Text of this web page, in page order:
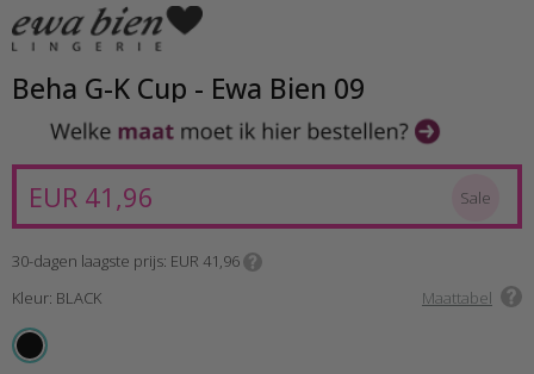
Beha G-K Cup - Ewa Bien 09
EUR 41,96 Sale
30-dagen laagste prijs EUR 41,96
Kleur: BLACK
Maattabel